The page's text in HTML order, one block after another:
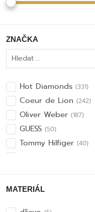
ZNAČKA
Hot Diamonds (331)
Coeur de Lion (242)
Oliver Weber (187)
GUESS (50)
Tommy Hilfiger (40)
Friedrich Lederwaren
MATERIÁL